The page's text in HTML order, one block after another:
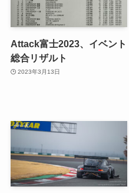
Attack富士2023、イベント
総合リザルト
2023年3月13日